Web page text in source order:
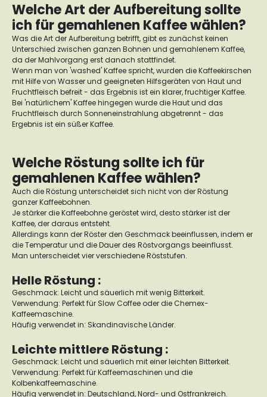
Welche Art der Aufbereitung sollte
ich für gemahlenen Kaffee wählen?
Was die Art der Aufbereitung betrifft, gibt es zunächst keinen
Unterschied zwischen ganzen Bohnen und gemahlenem Kaffee,
da der Mahlvorgang erst danach stattfindet.
Wenn man von 'washed' Kaffee spricht, wurden die Kaffeekirschen
mit Hilfe von Wasser und geeigneten Hilfsgeräten von Haut und
Fruchtfleisch befreit - das Ergebnis ist ein klarer, fruchtiger Kaffee.
Bei 'natürlichem' Kaffee hingegen wurde die Haut und das
Fruchtfleisch durch Sonneneinstrahlung abgetrennt - das
Ergebnis ist ein süßer Kaffee.
Welche Röstung sollte ich für
gemahlenen Kaffee wählen?
Auch die Röstung unterscheidet sich nicht von der Röstung
ganzer Kaffeebohnen.
Je stärker die Kaffeebohne geröstet wird, desto stärker ist der
Kaffee, der daraus entsteht.
Allerdings kann der Röster den Geschmack beeinflussen, indem er
die Temperatur und die Dauer des Röstvorgangs beeinflusst.
Man unterscheidet vier verschiedene Röststufen.
Helle Röstung :
Geschmack: Leicht und säuerlich mit wenig Bitterkeit.
Verwendung: Perfekt für Slow Coffee oder die Chemex-
Kaffeemaschine.
Häufig verwendet in: Skandinavische Länder.
Leichte mittlere Röstung :
Geschmack: Leicht und säuerlich mit einer leichten Bitterkeit.
Verwendung: Perfekt für Kaffeemaschinen und die
Kolbenkaffeemaschine.
Häufig verwendet in: Deutschland, Nord- und Ostfrankreich.